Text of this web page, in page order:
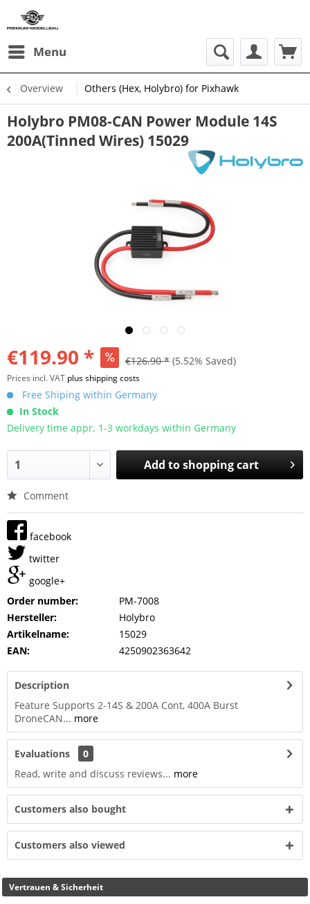
Menu
Overview Others (Hex, Holybro) for Pixhawk
Holybro PM08-CAN Power Module 14S
200A(Tinned Wires) 15029
€119.90 * €126.90 * (5.52% Saved)
Prices incl. VAT plus shipping costs
Free Shiping within Germany
In Stock
Delivery time appr. 1-3 workdays within Germany
Add toshopping cart
Comment
facebook
twitter
google+
Order number:
PM-7008
Hersteller:
Holybro
Artikelname:
15029
EAN:
4250902363642
Description
Feature Supports 2-14S & 200A Cont, 400A Burst
DroneCAN... more
Evaluations
0
Read, write and discuss reviews... more
Customers also bought
Customers also viewed
Vertrauen & Sicherheit